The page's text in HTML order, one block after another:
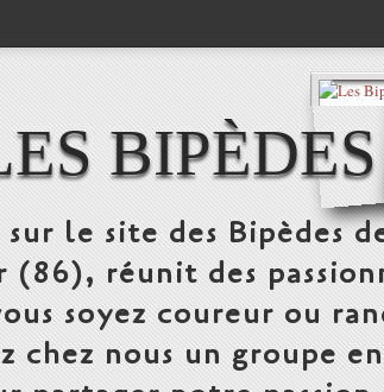
sur le site des Bipèdes
(86), réunit des
soyez coureur ou
chez nous un groupe